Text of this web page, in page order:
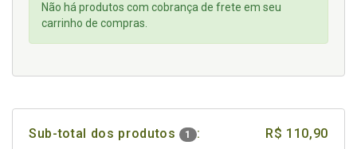
Não há produtos com cobrança de frete em seu
carrinho de compras.
Sub-total dos produtos 1 : R$ 110,90